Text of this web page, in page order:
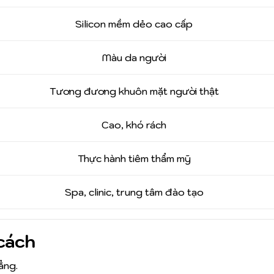
Silicon mềm dẻo cao cấp
Màu da người
Tương đương khuôn mặt người thật
Cao, khó rách
Thực hành tiêm thẩm mỹ
Spa, clinic, trung tâm đào tạo